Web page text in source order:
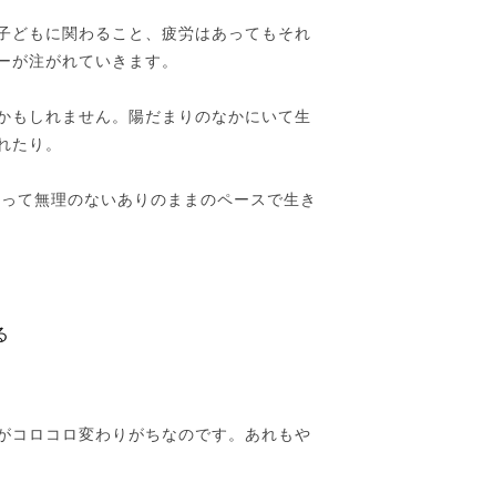
どもに関わること、疲労はあってもそれ
注がれていきます。
もしれません。陽だまりのなかにいて生
り。
て無理のないありのままのペースで生き
コロコロ変わりがちなのです。あれもや